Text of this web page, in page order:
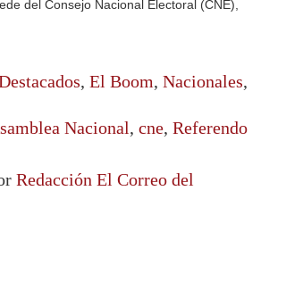
del Consejo Nacional Electoral (CNE),
, El Boom, Nacionales,
Nacional, cne, Referendo
Redacción El Correo del